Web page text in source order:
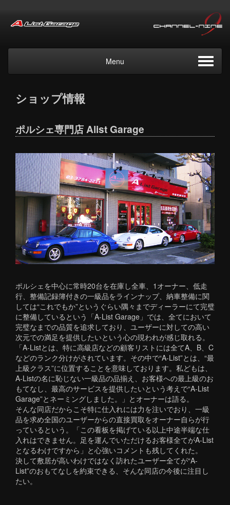
Menu
ショップ情報
ポルシェ専門店 Alist Garage
ポルシェを中心に常時20台を在庫し全車、1オーナー、低走
行、整備記録簿付きの一級品をラインナップ、納車整備に関
しては“これでもか”というぐらい隅々までディーラーにて完璧
に整備しているという「A-List Garage」では、全てにおいて
完璧なまでの品質を追求しており、ユーザーに対しての高い
次元での満足を提供したいという心の現われが感じ取れる。
「A-Listとは、特に高級店などの顧客リストには全てA、B、C
などのランク分けがされています。その中で“A-List”とは、“最
上級クラス”に位置することを意味しております。私どもは、
A-Listの名に恥じない一級品の品揃え、お客様への最上級のお
もてなし、最高のサービスを提供したいという考えで“A-List
Garage”とネーミングしました。」とオーナーは語る。
そんな同店だからこそ特に仕入れには力を注いでおり、一級
品を求め全国のユーザーからの直接買取をオーナー自らが行
っているという。「この看板を掲げている以上中途半端な仕
入れはできません。足を運んでいただけるお客様全てがA-List
となるわけですから」と心強いコメントも残してくれた。
決して敷居が高いわけではなく訪れたユーザー全てが“A-
List”のおもてなしを約束できる、そんな同店の今後に注目し
たい。